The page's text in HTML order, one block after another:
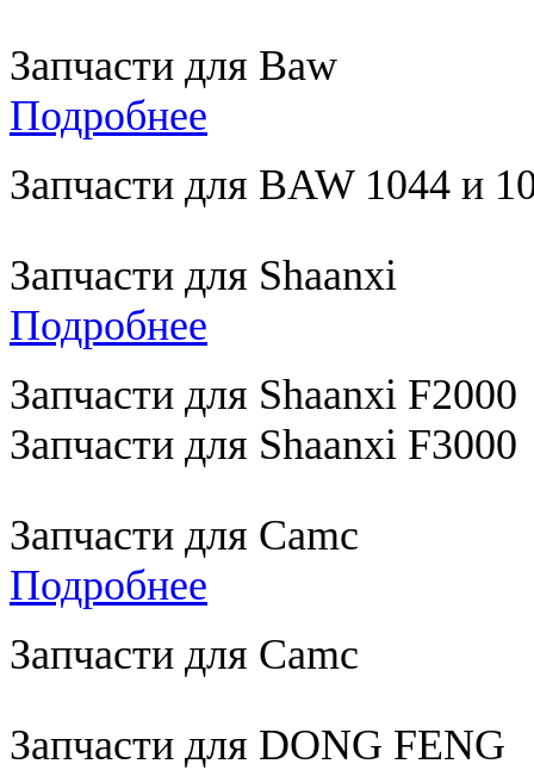
Запчасти для Baw
Подробнее
Запчасти для BAW 1044 и
Запчасти для Shaanxi
Подробнее
Запчасти для Shaanxi F2000
Запчасти для Shaanxi F3000
Запчасти для Camc
Подробнее
Запчасти для Camc
Запчасти для DONG FENG